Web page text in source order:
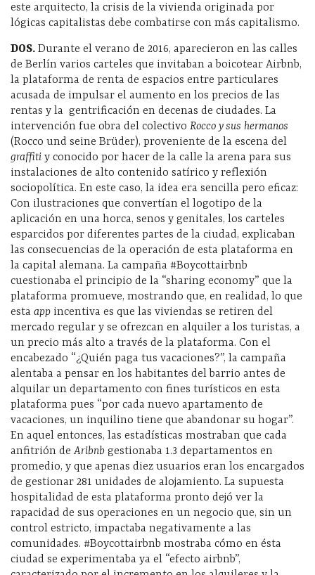
este arquitecto, la crisis de la vivienda originada por
lógicas capitalistas debe combatirse con más capitalismo.
DOS. Durante el verano de 2016, aparecieron en las calles
de Berlín varios carteles que invitaban a boicotear Airbnb,
la plataforma de renta de espacios entre particulares
acusada de impulsar el aumento en los precios de las
rentas y la gentrificación en decenas de ciudades. La
intervención fue obra del colectivo Rocco y sus hermanos
(Rocco und seine Brüder), proveniente de la escena del
graffiti y conocido por hacer de la calle la arena para sus
instalaciones de alto contenido satírico y reflexión
sociopolítica. En este caso, la idea era sencilla pero eficaz:
Con ilustraciones que convertían el logotipo de la
aplicación en una horca, senos y genitales, los carteles
esparcidos por diferentes partes de la ciudad, explicaban
las consecuencias de la operación de esta plataforma en
la capital alemana. La campaña #Boycottairbnb
cuestionaba el principio de la “sharing economy” que la
plataforma promueve, mostrando que, en realidad, lo que
esta app incentiva es que las viviendas se retiren del
mercado regular y se ofrezcan en alquiler a los turistas, a
un precio más alto a través de la plataforma. Con el
encabezado “¿Quién paga tus vacaciones?”, la campaña
alentaba a pensar en los habitantes del barrio antes de
alquilar un departamento con fines turísticos en esta
plataforma pues “por cada nuevo apartamento de
vacaciones, un inquilino tiene que abandonar su hogar”.
En aquel entonces, las estadísticas mostraban que cada
anfitrión deAribnb gestionaba 1.3 departamentos en
promedio, y que apenas diez usuarios eran los encargados
de gestionar 281 unidades de alojamiento. La supuesta
hospitalidad de esta plataforma pronto dejó ver la
rapacidad de sus operaciones en un negocio que, sin un
control estricto, impactaba negativamente a las
comunidades. #Boycottairbnb mostraba cómo en ésta
ciudad se experimentaba ya el “efecto airbnb”,